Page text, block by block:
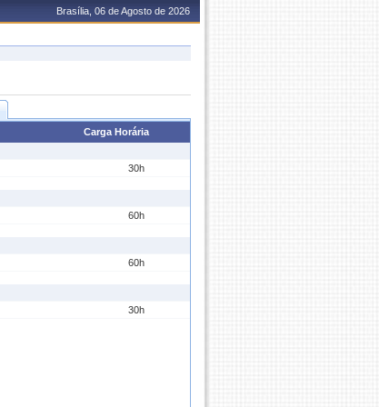
Brasília, 06 de Agosto de 2026
Carga Horária
30h
60h
60h
30h